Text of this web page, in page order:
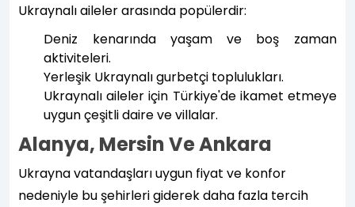
Ukraynalı aileler arasında popülerdir:
Deniz kenarında yaşam ve boş zaman
aktiviteleri.
Yerleşik Ukraynalı gurbetçi toplulukları.
Ukraynalı aileler için Türkiye'de ikamet etmeye
uygun çeşitli daire ve villalar.
Alanya, Mersin Ve Ankara
Ukrayna vatandaşları uygun fiyat ve konfor
nedeniyle bu şehirleri giderek daha fazla tercih